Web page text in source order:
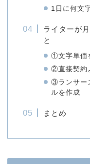
1日に何文
ライターが
と
①文字単価
②直接契約
③ランサー
ルを作成
まとめ